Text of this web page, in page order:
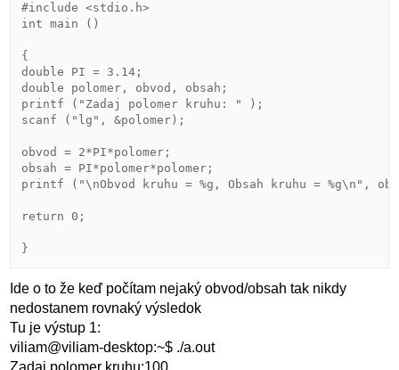
#include <stdio.h>
int main ()
{
double PI = 3.14;
double polomer, obvod, obsah;
printf ("Zadaj polomer kruhu: " );
scanf ("lg", &polomer);
obvod = 2*PI*polomer;
obsah = PI*polomer*polomer;
printf ("\nObvod kruhu = %g, Obsah kruhu = %g\n",
return 0;
Ide o to že keď počítam nejaký obvod/obsah tak nikdy
nedostanem rovnaký výsledok
Tu je výstup 1:
viliam@viliam-desktop:~$ ./a.out